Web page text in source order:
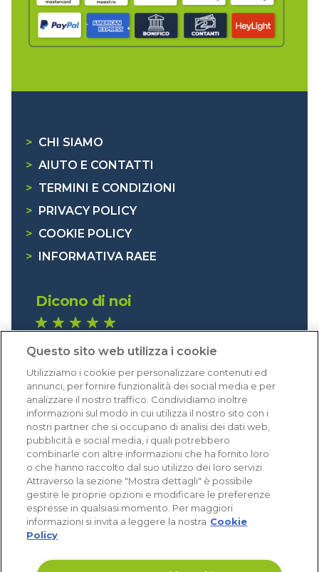
> CHI SIAMO
> AIUTO E CONTATTI
> TERMINI E CONDIZIONI
>
PRIVACY POLICY
> COOKIE POLICY
>
INFORMATIVA RAEE
Dicono di noi
Eccellente (4,8)
Acquisti verificati
Questo sito web utilizza i cookie
Utilizziamo i cookie per personalizzare contenuti ed
annunci, per fornire funzionalità dei social media e per
analizzare il nostro traffico. Condividiamo inoltre
informazioni sul modo in cui utilizza il nostro sito con i
nostri partner che si occupano di analisi dei dati web,
pubblicità e social media, i quali potrebbero
combinarle con altre informazioni che ha fornito loro
o che hanno raccolto dal suo utilizzo dei loro servizi.
Attraverso la sezione "Mostra dettagli" è possibile
gestire le proprie opzioni e modificare le preferenze
espresse in qualsiasi momento. Per maggiori
informazioni si invita a leggere la nostra Cookie
Policy